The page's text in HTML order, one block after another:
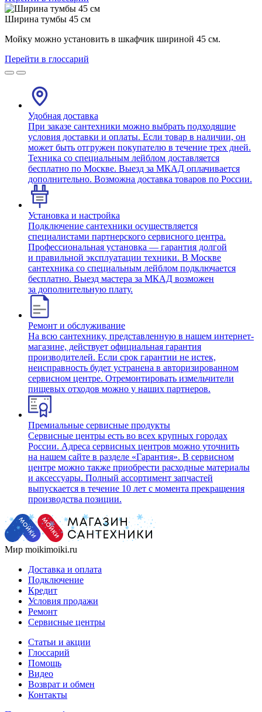
Ширина тумбы 45 см
Мойку можно установить в шкафчик шириной 45 см.
Перейти в глоссарий
Удобная доставка
При заказе сантехники можно выбрать подходящие
условия доставки и оплаты. Если товар в наличии, он
может быть отгружен покупателю в течение трех дней.
Техника со специальным лейблом доставляется
бесплатно по Москве. Выезд за МКАД оплачивается
дополнительно. Возможна доставка товаров по России.
Установка и настройка
Подключение сантехники осуществляется
специалистами партнерского сервисного центра.
Профессиональная установка — гарантия долгой
и правильной эксплуатации техники. В Москве
сантехника со специальным лейблом подключается
бесплатно. Выезд мастера за МКАД возможен
за дополнительную плату.
Ремонт и обслуживание
На всю сантехнику, представленную в нашем интернет-
магазине, действует официальная гарантия
производителей. Если срок гарантии не истек,
неисправность будет устранена в авторизированном
сервисном центре. Отремонтировать измельчители
пищевых отходов можно у наших партнеров.
Премиальные сервисные продукты
Сервисные центры есть во всех крупных городах
России. Адреса сервисных центров можно уточнить
на нашем сайте в разделе «Гарантия». В сервисном
центре можно также приобрести расходные материалы
и аксессуары. Полный ассортимент запчастей
выпускается в течение 10 лет с момента прекращения
производства позиции.
Мир moikimoiki.ru
Доставка и оплата
Подключение
Кредит
Условия продажи
Ремонт
Сервисные центры
Статьи и акции
Глоссарий
Помощь
Видео
Возврат и обмен
Контакты